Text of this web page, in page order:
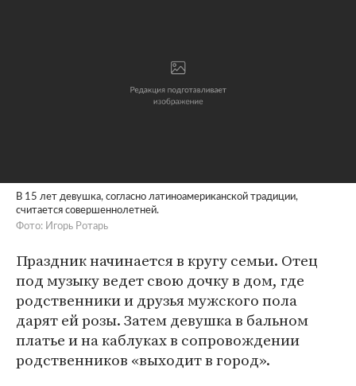
В 15 лет девушка, согласно латиноамериканской традиции,
считается совершеннолетней.
Фото: Игорь Ротарь
Праздник начинается в кругу семьи. Отец
под музыку ведет свою дочку в дом, где
родственники и друзья мужского пола
дарят ей розы. Затем девушка в бальном
платье и на каблуках в сопровождении
родственников «выходит в город».